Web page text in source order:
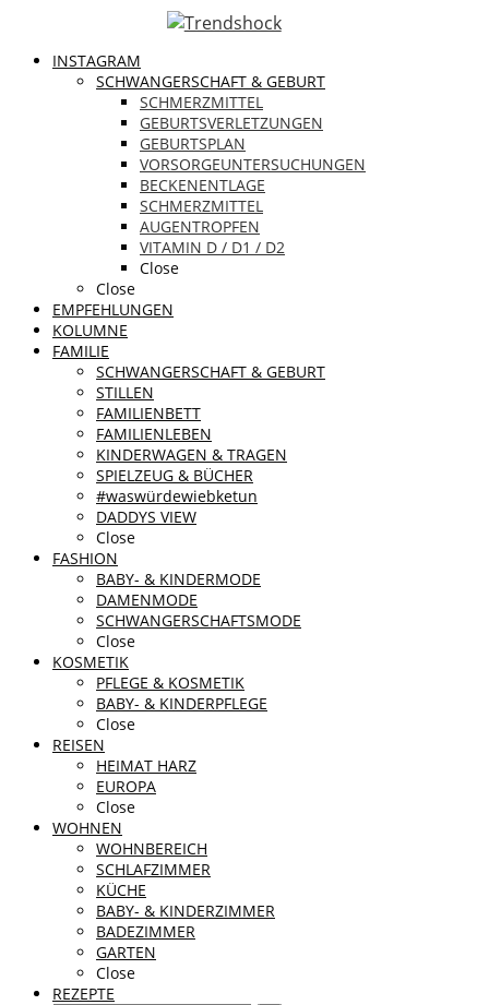
INSTAGRAM
SCHWANGERSCHAFT & GEBURT
SCHMERZMITTEL
GEBURTSVERLETZUNGEN
GEBURTSPLAN
VORSORGEUNTERSUCHUNGEN
BECKENENTLAGE
SCHMERZMITTEL
AUGENTROPFEN
VITAMIN D / D1 / D2
Close
Close
EMPFEHLUNGEN
KOLUMNE
FAMILIE
SCHWANGERSCHAFT & GEBURT
STILLEN
FAMILIENBETT
FAMILIENLEBEN
KINDERWAGEN & TRAGEN
SPIELZEUG & BÜCHER
#waswürdewiebketun
DADDYS VIEW
Close
FASHION
BABY- & KINDERMODE
DAMENMODE
SCHWANGERSCHAFTSMODE
Close
KOSMETIK
PFLEGE & KOSMETIK
BABY- & KINDERPFLEGE
Close
REISEN
HEIMAT HARZ
EUROPA
Close
WOHNEN
WOHNBEREICH
SCHLAFZIMMER
KÜCHE
BABY- & KINDERZIMMER
BADEZIMMER
GARTEN
Close
REZEPTE